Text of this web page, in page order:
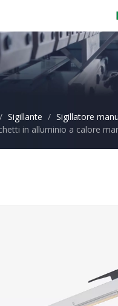
/ Sigillante / Sigillatore
in alluminio a calore